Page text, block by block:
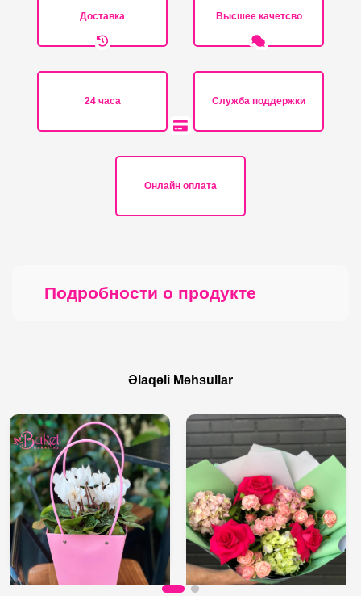
Доставка Высшее качетсво
24 часа Служба поддержки
Онлайн оплата
Подробности о продукте
Əlaqəli Məhsullar